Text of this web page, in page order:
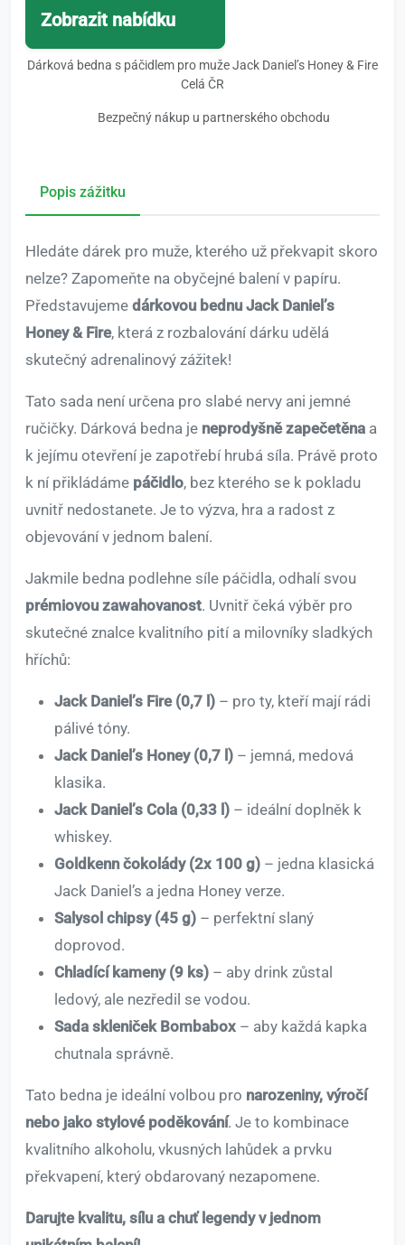
Zobrazit nabídku
Dárková bedna s páčidlem pro muže Jack Daniel’s Honey & Fire
Celá ČR
Bezpečný nákup u partnerského obchodu
Popis zážitku
Hledáte dárek pro muže, kterého už překvapit skoro
nelze? Zapomeňte na obyčejné balení v papíru.
Představujeme dárkovou bednu Jack Daniel’s
Honey & Fire, která z rozbalování dárku udělá
skutečný adrenalinový zážitek!
Tato sada není určena pro slabé nervy ani jemné
ručičky. Dárková bedna je neprodyšně zapečetěna a
k jejímu otevření je zapotřebí hrubá síla. Právě proto
k ní přikládáme páčidlo, bez kterého se k pokladu
uvnitř nedostanete. Je to výzva, hra a radost z
objevování v jednom balení.
Jakmile bedna podlehne síle páčidla, odhalí svou
prémiovou zawahovanost. Uvnitř čeká výběr pro
skutečné znalce kvalitního pití a milovníky sladkých
hříchů:
Jack Daniel’s Fire (0,7 l) – pro ty, kteří mají rádi
pálivé tóny.
Jack Daniel’s Honey (0,7 l) – jemná, medová
klasika.
Jack Daniel’s Cola (0,33 l) – ideální doplněk k
whiskey.
Goldkenn čokolády (2x 100 g) – jedna klasická
Jack Daniel’s a jedna Honey verze.
Salysol chipsy (45 g) – perfektní slaný
doprovod.
Chladící kameny (9 ks) – aby drink zůstal
ledový, ale nezředil se vodou.
Sada skleniček Bombabox – aby každá kapka
chutnala správně.
Tato bedna je ideální volbou pro narozeniny, výročí
nebo jako stylové poděkování. Je to kombinace
kvalitního alkoholu, vkusných lahůdek a prvku
překvapení, který obdarovaný nezapomene.
Darujte kvalitu, sílu a chuť legendy v jednom